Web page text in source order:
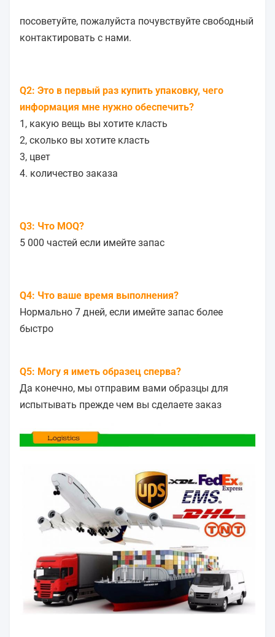
посоветуйте, пожалуйста почувствуйте свободный
контактировать с нами.
Q2: Это в первый раз купить упаковку, чего
информация мне нужно обеспечить?
1, какую вещь вы хотите класть
2, сколько вы хотите класть
3, цвет
4. количество заказа
Q3: Что MOQ?
5 000 частей если имейте запас
Q4: Что ваше время выполнения?
Нормально 7 дней, если имейте запас более
быстро
Q5: Могу я иметь образец сперва?
Да конечно, мы отправим вами образцы для
испытывать прежде чем вы сделаете заказ